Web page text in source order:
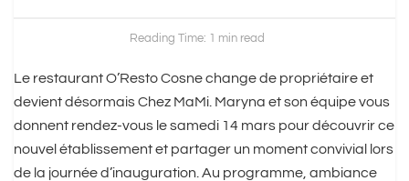
Reading Time: 1 min read
Le restaurant O’Resto Cosne change de propriétaire et
devient désormais Chez MaMi. Maryna et son équipe vous
donnent rendez-vous le samedi 14 mars pour découvrir ce
nouvel établissement et partager un moment convivial lors
de la journée d’inauguration. Au programme, ambiance